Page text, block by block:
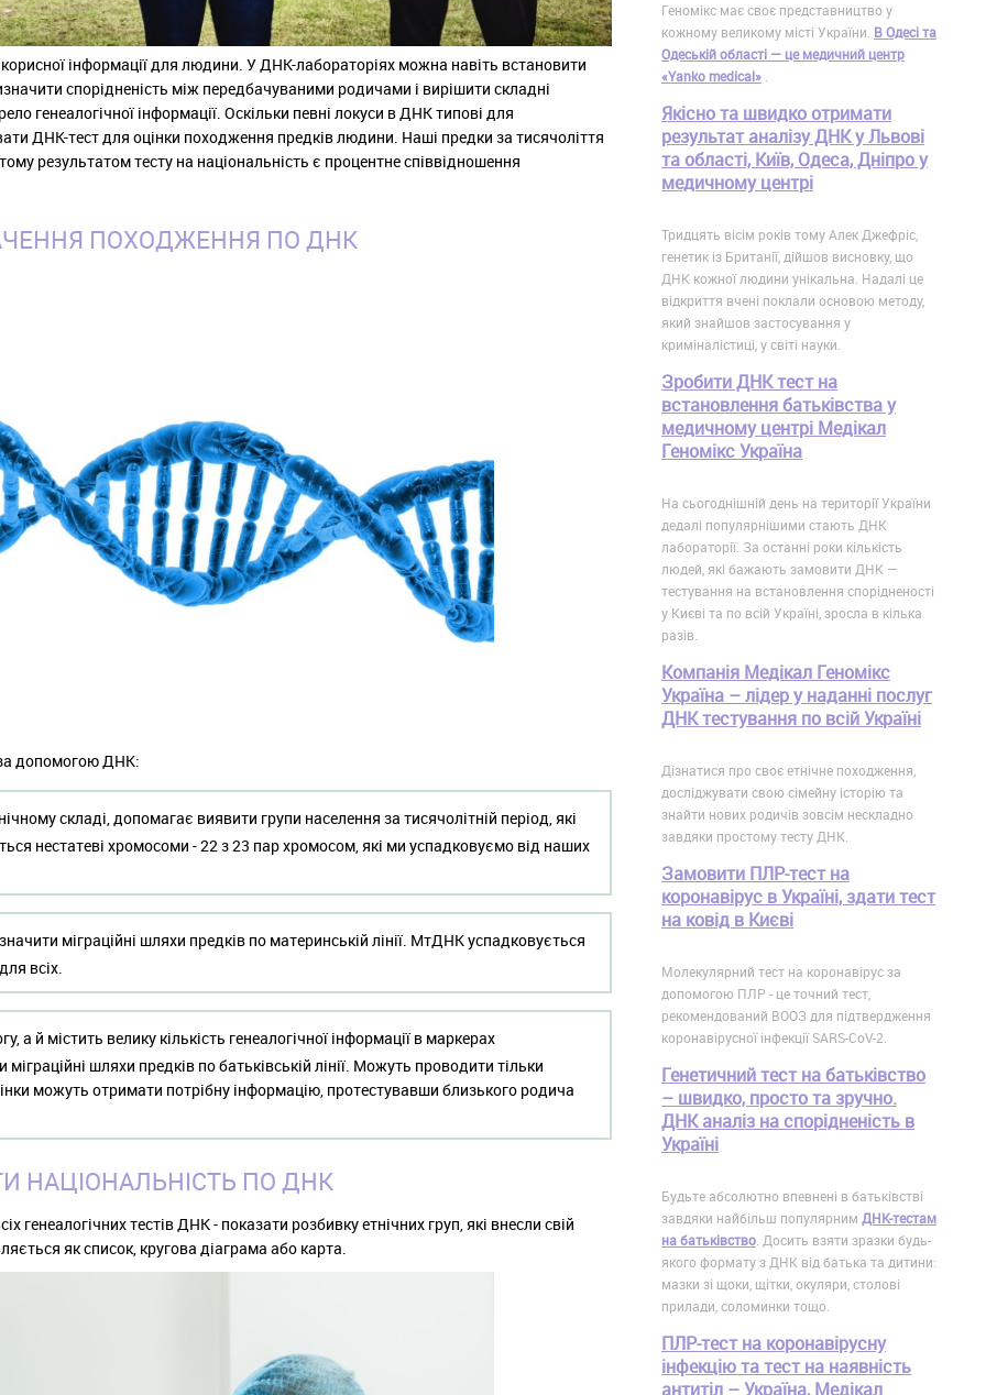
інформації для людини. У ДНК-лабораторіях можна навіть встановити
спорідненість між передбачуваними родичами і вирішити складні
генеалогічної інформації. Оскільки певні локуси в ДНК типові для
ДНК-тест для оцінки походження предків людини. Наші предки за тисячоліття
результатом тесту на національність є процентне співвідношення
ПОХОДЖЕННЯ ПО ДНК
допомогою ДНК:
складі, допомагає виявити групи населення за тисячолітній період, які
нестатеві хромосоми - 22 з 23 пар хромосом, які ми успадковуємо від наших
міграційні шляхи предків по материнській лінії. МтДНК успадковується
всіх.
й містить велику кількість генеалогічної інформації в маркерах
шляхи предків по батьківській лінії. Можуть проводити тільки
можуть отримати потрібну інформацію, протестувавши близького родича
НАЦІОНАЛЬНІСТЬ ПО ДНК
генеалогічних тестів ДНК - показати розбивку етнічних груп, які внесли свій
як список, кругова діаграма або карта.
Геномікс має своє представництво у
кожному великому місті України. В Одесі та
Одеській області — це медичний центр
«Yanko medical»
Якісно та швидко отримати
результат аналізу ДНК у Львові
та області, Київ, Одеса, Дніпро у
медичному центрі
Тридцять вісім років тому Алек Джефріс,
генетик із Британії, дійшов висновку, що
ДНК кожної людини унікальна. Надалі це
відкриття вчені поклали основою методу,
який знайшов застосування у
криміналістиці, у світі науки.
Зробити ДНК тест на
встановлення батьківства у
медичному центрі Медікал
Геномікс Україна
На сьогоднішній день на території України
дедалі популярнішими стають ДНК
лабораторії. За останні роки кількість
людей, які бажають замовити ДНК —
тестування на встановлення спорідненості
у Києві та по всій Україні, зросла в кілька
разів.
Компанія Медікал Геномікс
Україна – лідер у наданні послуг
ДНК тестування по всій Україні
Дізнатися про своє етнічне походження,
досліджувати свою сімейну історію та
знайти нових родичів зовсім нескладно
завдяки простому тесту ДНК.
Замовити ПЛР-тест на
коронавірус в Україні, здати тест
на ковід в Києві
Молекулярний тест на коронавірус за
допомогою ПЛР - це точний тест,
рекомендований ВООЗ для підтвердження
коронавірусної інфекції SARS-CoV-2.
Генетичний тест на батьківство
– швидко, просто та зручно.
ДНК аналіз на спорідненість в
Україні
Будьте абсолютно впевнені в батьківстві
завдяки найбільш популярним ДНК-тестам
на батьківство . Досить взяти зразки будь-
якого формату з ДНК від батька та дитини:
мазки зі щоки, щітки, окуляри, столові
прилади, соломинки тощо.
ПЛР-тест на коронавірусну
інфекцію та тест на наявність
антитіл – Україна, Медікал